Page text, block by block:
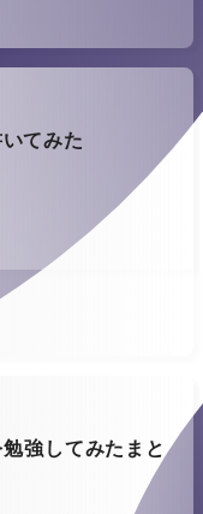
てみた
強してみたまと